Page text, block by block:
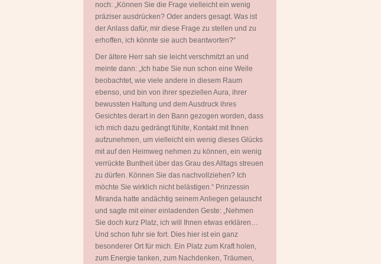
noch: „Können Sie die Frage vielleicht ein wenig
präziser ausdrücken? Oder anders gesagt. Was ist
der Anlass dafür, mir diese Frage zu stellen und zu
erhoffen, ich könnte sie auch beantworten?“
Der ältere Herr sah sie leicht verschmitzt an und
meinte dann: „Ich habe Sie nun schon eine Weile
beobachtet, wie viele andere in diesem Raum
ebenso, und bin von ihrer speziellen Aura, ihrer
bewussten Haltung und dem Ausdruck ihres
Gesichtes derart in den Bann gezogen worden, dass
ich mich dazu gedrängt fühlte, Kontakt mit Ihnen
aufzunehmen, um vielleicht ein wenig dieses Glücks
mit auf den Heimweg nehmen zu können, ein wenig
verrückte Buntheit über das Grau des Alltags streuen
zu dürfen. Können Sie das nachvollziehen? Ich
möchte Sie wirklich nicht belästigen.“ Prinzessin
Miranda hatte andächtig seinem Anliegen gelauscht
und sagte mit einer einladenden Geste: „Nehmen
Sie doch kurz Platz, ich will Ihnen etwas erklären…
Und schon fuhr sie fort. Dies hier ist ein ganz
besonderer Ort für mich. Ein Platz zum Kraft holen,
zum Energie tanken, zum Nachdenken, Träumen,